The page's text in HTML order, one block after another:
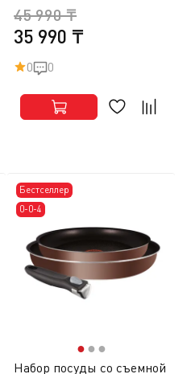
35 990 ₸
45 990 ₸
0 0
Бестселлер
0-0-4
●● ●
Набор посуды со съемной